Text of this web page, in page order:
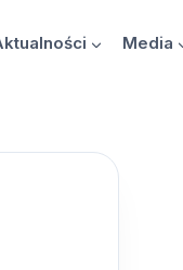
Media